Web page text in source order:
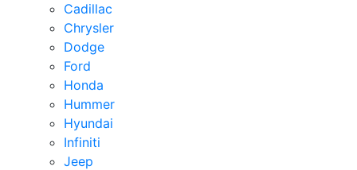
Cadillac
Chrysler
Dodge
Ford
Honda
Hummer
Hyundai
Infiniti
Jeep